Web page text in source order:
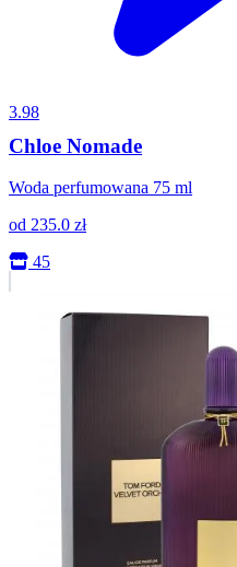
3.98
Chloe Nomade
Woda perfumowana 75 ml
od 235.0 zł
45